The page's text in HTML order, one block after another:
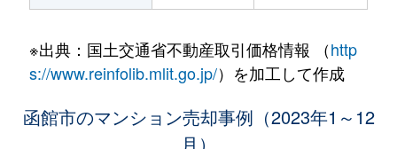
※出典：国土交通省不動産取引価格情報 （http
s://www.reinfolib.mlit.go.jp/）を加工して作成
函館市のマンション売却事例（2023年1～12
月）